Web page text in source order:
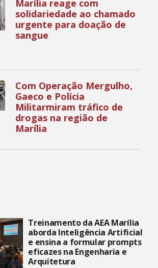
Marília reage com
solidariedade ao chamado
urgente para doação de
sangue
Com Operação Mergulho,
Gaeco e Polícia
Militarmiram tráfico de
drogas na região de
Marília
Treinamento da AEA Marília
aborda Inteligência Artificial
e ensina a formular prompts
eficazes na Engenharia e
Arquitetura